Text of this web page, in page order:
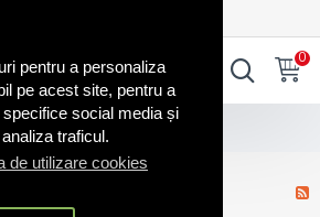
pentru a personaliza
pe acest site, pentru a
social media și
traficul.
de utilizare cookies
0
Căutare